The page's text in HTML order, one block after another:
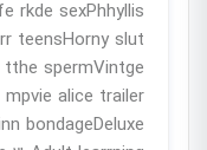
rkde sexPhhyllis
teensHorny slut
spermVintge
alice trailer
bondageDeluxe